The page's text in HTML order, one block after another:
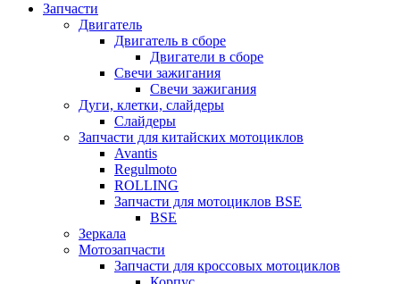
Запчасти
Двигатель
Двигатель в сборе
Двигатели в сборе
Свечи зажигания
Свечи зажигания
Дуги, клетки, слайдеры
Слайдеры
Запчасти для китайских мотоциклов
Avantis
Regulmoto
ROLLING
Запчасти для мотоциклов BSE
BSE
Зеркала
Мотозапчасти
Запчасти для кроссовых мотоциклов